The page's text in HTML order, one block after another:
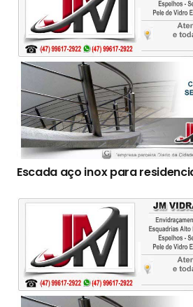
Escada aço inox para